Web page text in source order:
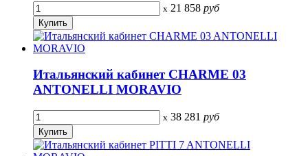
x 21 858 руб
Итальянский кабинет CHARME 03
ANTONELLI MORAVIO
x 38 281 руб